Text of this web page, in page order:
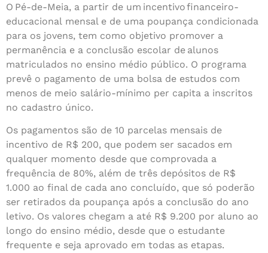
O Pé-de-Meia, a partir de um incentivo financeiro-
educacional mensal e de uma poupança condicionada
para os jovens, tem como objetivo promover a
permanência e a conclusão escolar de alunos
matriculados no ensino médio público. O programa
prevê o pagamento de uma bolsa de estudos com
menos de meio salário-mínimo per capita a inscritos
no cadastro único.
Os pagamentos são de 10 parcelas mensais de
incentivo de R$ 200, que podem ser sacados em
qualquer momento desde que comprovada a
frequência de 80%, além de três depósitos de R$
1.000 ao final de cada ano concluído, que só poderão
ser retirados da poupança após a conclusão do ano
letivo. Os valores chegam a até R$ 9.200 por aluno ao
longo do ensino médio, desde que o estudante
frequente e seja aprovado em todas as etapas.